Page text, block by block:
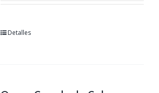
Detalles